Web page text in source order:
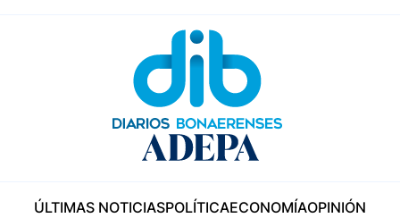
ÚLTIMAS NOTICIASPOLÍTICAECONOMÍAOPINIÓN